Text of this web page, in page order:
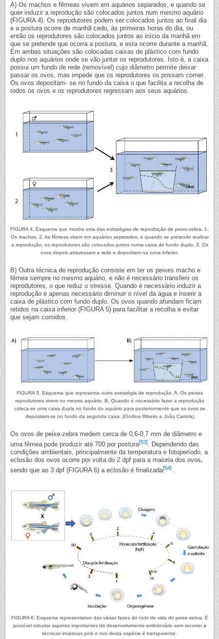
A) Os machos e fêmeas vivem em aquários separados, e quando se
quer induzir a reprodução são colocados juntos num mesmo aquário
(FIGURA 4). Os reprodutores podem ser colocados juntos ao final dia
e a postura ocorre de manhã cedo, às primeiras horas do dia, ou
então os reprodutores são colocados juntos ao início da manhã em
que se pretende que ocorra a postura, e esta ocorre durante a manhã.
Em ambas situações são colocadas caixas de plástico com fundo
duplo nos aquários onde se vão juntar os reprodutores. Isto é, a caixa
possui um fundo de rede (removível) cujo diâmetro permite deixar
passar os ovos, mas impede que os reprodutores os possam comer.
Os ovos depositam- se no fundo da caixa o que facilita a recolha de
todos os ovos e os reprodutores regressam aos seus aquários.
FIGURA 4. Esquema que mostra uma das estratégias de reprodução de peixe-zebra. 1.
Os machos. 2. As fêmeas vivem em aquários separados, e quando se pretende realizar
a reprodução, os reprodutores são colocados juntos numa caixa de fundo duplo. 3. Os
ovos depois atravessam a rede e depositam na zona inferior.
B) Outra técnica de reprodução consiste em ter os peixes macho e
fêmea sempre no mesmo aquário, e não é necessário transferir os
reprodutores, o que reduz o stresse. Quando é necessário induzir a
reprodução é apenas necessário diminuir o nível da água e inserir a
caixa de plástico com fundo duplo. Os ovos quando afundam ficam
retidos na caixa inferior (FIGURA 5) para facilitar a recolha e evitar
que sejam comidos.
FIGURA 5. Esquema que representa outra estratégia de reprodução. A. Os peixes
reprodutores vivem no mesmo aquário. B. Quando é necessário fazer a reprodução
coloca-se uma caixa dupla no fundo do aquário para posteriormente que os ovos se
depositam-se no fundo da segunda caixa. (Ondina Ribeiro e João Carrola)
Os ovos de peixe-zebra medem cerca de 0,6-0,7 mm de diâmetro e
uma fêmea pode produzir até 700 por postura[53]. Dependendo das
condições ambientais, principalmente da temperatura e fotoperíodo, a
eclosão dos ovos ocorre por volta do 2 dpf para a maioria dos ovos,
sendo que ao 3 dpf (FIGURA 6) a eclosão é finalizada[54].
FIGURA 6. Esquema representativo das várias fases do ciclo de vida do peixe-zebra. É
possível estudar aspetos importantes do desenvolvimento embrionário sem recorrer a
técnicas invasivas pois o ovo desta espécie é transparente.